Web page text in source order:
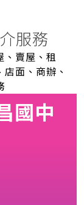
服務
、賣屋、租
面、商辦、
國中